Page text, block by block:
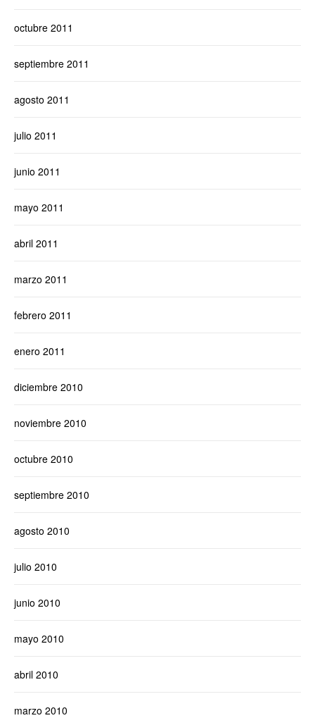
octubre 2011
septiembre 2011
agosto 2011
julio 2011
junio 2011
mayo 2011
abril 2011
marzo 2011
febrero 2011
enero 2011
diciembre 2010
noviembre 2010
octubre 2010
septiembre 2010
agosto 2010
julio 2010
junio 2010
mayo 2010
abril 2010
marzo 2010